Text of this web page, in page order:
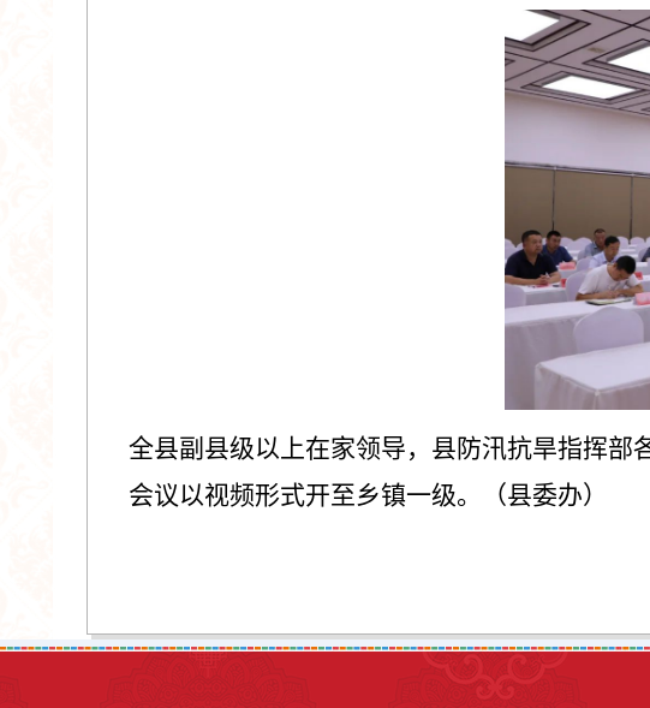
全县副县级以上在家领导，县防汛抗旱指挥部
会议以视频形式开至乡镇一级。（县委办）